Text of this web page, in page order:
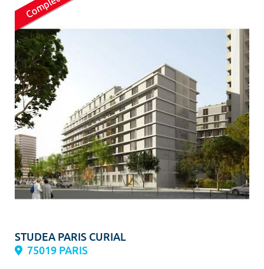
STUDEA PARIS CURIAL
75019 PARIS